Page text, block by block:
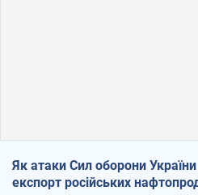
Як атаки Сил оборони
експорт російських